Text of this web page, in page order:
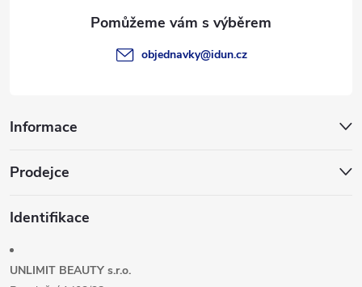
Informace
Prodejce
Identifikace
UNLIMIT BEAUTY s.r.o.
objednavky@idun.cz